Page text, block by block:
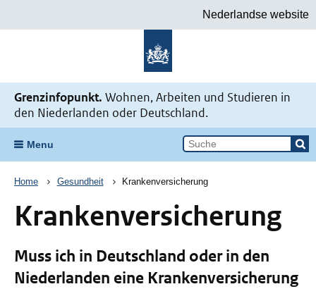
Nederlandse website
Grenzinfopunkt. Wohnen, Arbeiten und Studieren in
den Niederlanden oder Deutschland.
Menu
Breadcrum
Home Gesundheit Krankenversicherung
Krankenversicherung
Muss ich in Deutschland oder in den
Niederlanden eine Krankenversicherung